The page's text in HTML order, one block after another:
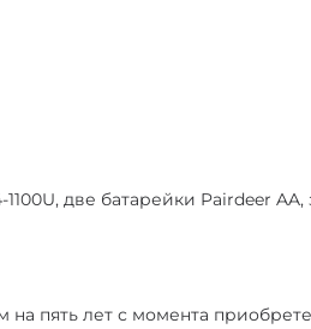
две батарейки Pairdeer
на пять лет с момента